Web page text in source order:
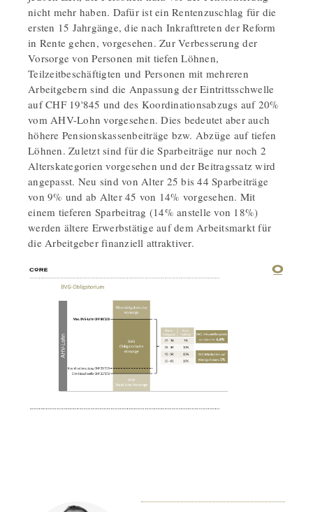
nicht mehr haben. Dafür ist ein Rentenzuschlag für die
ersten 15 Jahrgänge, die nach Inkrafttreten der Reform
in Rente gehen, vorgesehen. Zur Verbesserung der
Vorsorge von Personen mit tiefen Löhnen,
Teilzeitbeschäftigten und Personen mit mehreren
Arbeitgebern sind die Anpassung der Eintrittsschwelle
auf CHF 19'845 und des Koordinationsabzugs auf 20%
vom AHV-Lohn vorgesehen. Dies bedeutet aber auch
höhere Pensionskassenbeiträge bzw. Abzüge auf tiefen
Löhnen. Zuletzt sind für die Sparbeiträge nur noch 2
Alterskategorien vorgesehen und der Beitragssatz wird
angepasst. Neu sind von Alter 25 bis 44 Sparbeiträge
von 9% und ab Alter 45 von 14% vorgesehen. Mit
einem tieferen Sparbeitrag (14% anstelle von 18%)
werden ältere Erwerbstätige auf dem Arbeitsmarkt für
die Arbeitgeber finanziell attraktiver.